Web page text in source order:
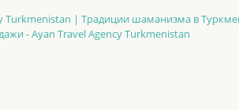
в Туркменистане или как